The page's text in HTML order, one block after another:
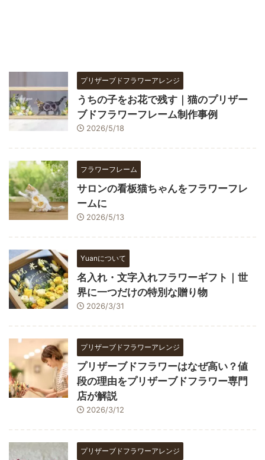
プリザーブドフラワーアレンジ
うちの子をお花で残す｜猫のプリザー
ブドフラワーフレーム制作事例
2026/5/18
フラワーフレーム
サロンの看板猫ちゃんをフラワーフレ
ームに
2026/5/13
Yuanについて
名入れ・文字入れフラワーギフト｜世
界に一つだけの特別な贈り物
2026/3/31
プリザーブドフラワーアレンジ
プリザーブドフラワーはなぜ高い？値
段の理由をプリザーブドフラワー専門
店が解説
2026/3/12
プリザーブドフラワーアレンジ